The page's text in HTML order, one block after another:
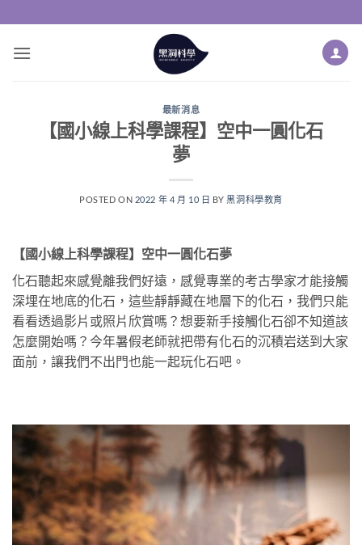
to
content
最新消息
【國小線上科學課程】空中一圓化石
夢
POSTED ON 2022 年 4 月 10 日 BY黑洞科學教育
【國小線上科學課程】空中一圓化石夢
化石聽起來感覺離我們好遠，感覺專業的考古學家才能接觸
深埋在地底的化石，這些靜靜藏在地層下的化石，我們只能
看看透過影片或照片欣賞嗎？想要新手接觸化石卻不知道該
怎麼開始嗎？今年暑假老師就把帶有化石的沉積岩送到大家
面前，讓我們不出門也能一起玩化石吧。